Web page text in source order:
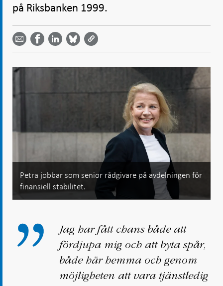
på Riksbanken 1999.
Dela
email -
Öppnas
i ny flik
Dela på
Facebook
- Öppnas
Dela på
LinkedIn
-
Öppnas
i ny flik
på
Bluesky
-
i ny flik
på
Twitter
-
i ny flik
Petra jobbar som senior rådgivare på avdelningen för
finansiell stabilitet.
Jag har fått chans både att
fördjupa mig och att byta spår,
både här hemma och genom
möjligheten att vara tjänstledig